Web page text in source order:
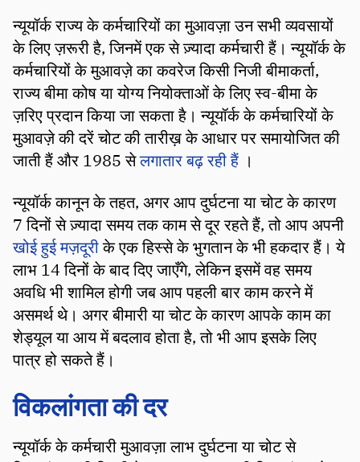
न्यूयॉर्क राज्य के कर्मचारियों का मुआवज़ा उन सभी व्यवसायों
के लिए ज़रूरी है, जिनमें एक से ज़्यादा कर्मचारी हैं। न्यूयॉर्क के
कर्मचारियों के मुआवज़े का कवरेज किसी निजी बीमाकर्ता,
राज्य बीमा कोष या योग्य नियोक्ताओं के लिए स्व-बीमा के
ज़रिए प्रदान किया जा सकता है। न्यूयॉर्क के कर्मचारियों के
मुआवज़े की दरें चोट की तारीख़ के आधार पर समायोजित की
जाती हैं और 1985 सेलगातार बढ़ रही हैं ।
न्यूयॉर्क कानून के तहत, अगर आप दुर्घटना या चोट के कारण
7 दिनों से ज़्यादा समय तक काम से दूर रहते हैं, तो आप अपनी
खोई हुई मज़दूरीके एक हिस्से के भुगतान के भी हकदार हैं। ये
लाभ 14 दिनों के बाद दिए जाएँगे, लेकिन इसमें वह समय
अवधि भी शामिल होगी जब आप पहली बार काम करने में
असमर्थ थे। अगर बीमारी या चोट के कारण आपके काम का
शेड्यूल या आय में बदलाव होता है, तो भी आप इसके लिए
पात्र हो सकते हैं।
विकलांगता की दर
न्यूयॉर्क के कर्मचारी मुआवज़ा लाभ दुर्घटना या चोट से